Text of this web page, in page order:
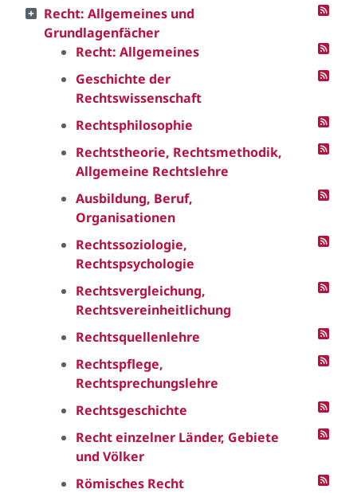
Recht: Allgemeines und
Grundlagenfächer
Recht: Allgemeines
Geschichte der
Rechtswissenschaft
Rechtsphilosophie
Rechtstheorie, Rechtsmethodik,
Allgemeine Rechtslehre
Ausbildung, Beruf,
Organisationen
Rechtssoziologie,
Rechtspsychologie
Rechtsvergleichung,
Rechtsvereinheitlichung
Rechtsquellenlehre
Rechtspflege,
Rechtsprechungslehre
Rechtsgeschichte
Recht einzelner Länder, Gebiete
und Völker
Römisches Recht